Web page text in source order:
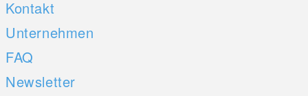
Kontakt
Unternehmen
FAQ
Newsletter